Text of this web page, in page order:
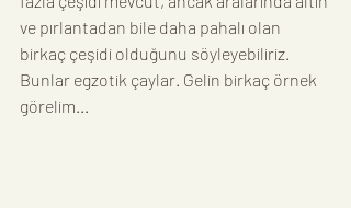
ve pırlantadan bile daha pahalı olan
birkaç çeşidi olduğunu söyleyebiliriz.
Bunlar egzotik çaylar. Gelin birkaç örnek
görelim...